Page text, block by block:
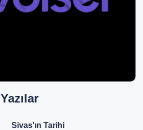
Yazılar
Sivas'ın Tarihi